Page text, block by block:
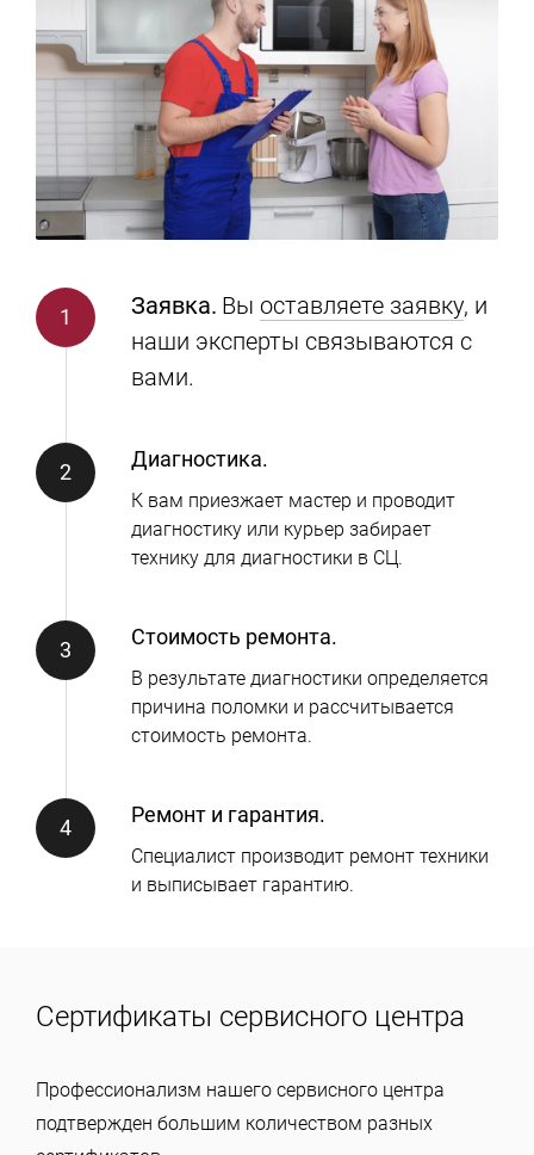
Заявка. Вы оставляете заявку, и
наши эксперты связываются с
вами.
Диагностика.
К вам приезжает мастер и проводит
диагностику или курьер забирает
технику для диагностики в СЦ.
Стоимость ремонта.
В результате диагностики определяется
причина поломки и рассчитывается
стоимость ремонта.
Ремонт и гарантия.
Специалист производит ремонт техники
и выписывает гарантию.
Сертификаты сервисного центра
Профессионализм нашего сервисного центра
подтвержден большим количеством разных